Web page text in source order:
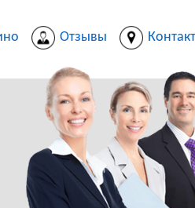
Отзывы